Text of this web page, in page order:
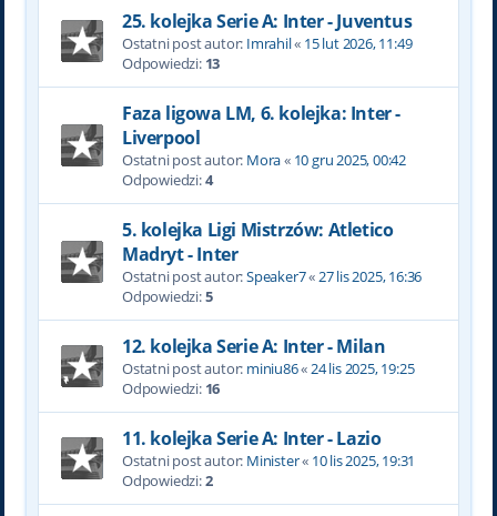
25. kolejka Serie A: Inter - Juventus
Ostatni post autor: Imrahil« 15 lut 2026, 11:49
Odpowiedzi: 13
Faza ligowa LM, 6. kolejka: Inter -
Liverpool
Ostatni post autor: Mora« 10 gru 2025, 00:42
Odpowiedzi:4
5. kolejka Ligi Mistrzów: Atletico
Madryt - Inter
Ostatni post autor:Speaker7«27 lis 2025, 16:36
Odpowiedzi:5
12. kolejka Serie A: Inter - Milan
Ostatni post autor: miniu86«24 lis 2025, 19:25
Odpowiedzi: 16
11. kolejka Serie A: Inter - Lazio
Ostatni post autor: Minister« 10 lis 2025, 19:31
Odpowiedzi:2